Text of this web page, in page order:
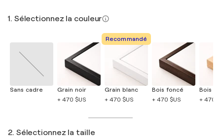
1. Sélectionnez la couleur
Sans cadre
Grain noir
+ 470 $US
Recommandé
Grain blanc
+ 470 $US
Bois foncé
+ 470 $US
Bois
+ 470
2. Sélectionnez la taille